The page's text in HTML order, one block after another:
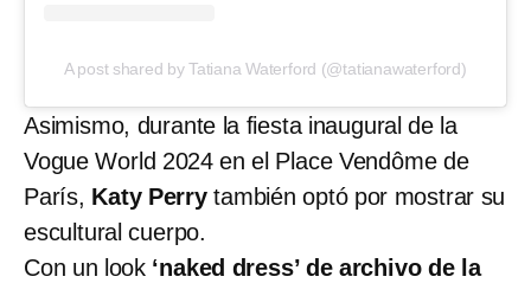
A post shared by Tatiana Waterford (@tatianawaterford)
Asimismo, durante la fiesta inaugural de la
Vogue World 2024 en el Place Vendôme de
París, Katy Perrytambién optó por mostrar su
escultural cuerpo.
Con un look ‘naked dress’ de archivo de la